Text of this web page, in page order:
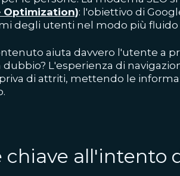
Optimization): l'obiettivo di
degli utenti nel modo più fluido
aiuta davvero l'utente a
L'esperienza di
di attriti, mettendo le
chiave all'intento